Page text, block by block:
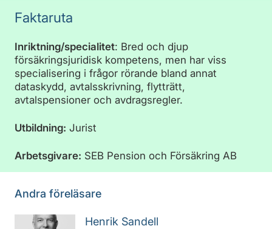
Faktaruta
Inriktning/specialitet: Bred och djup
försäkringsjuridisk kompetens, men har viss
specialisering i frågor rörande bland annat
dataskydd, avtalsskrivning, flytträtt,
avtalspensioner och avdragsregler.
Utbildning: Jurist
Arbetsgivare: SEB Pension och Försäkring AB
Andra föreläsare
Henrik Sandell